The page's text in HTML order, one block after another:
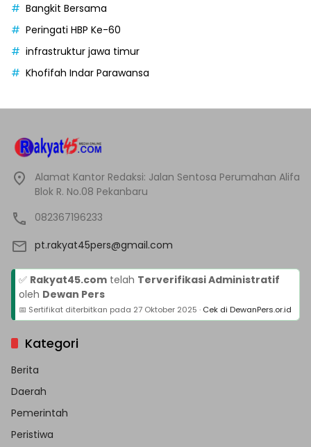
Bangkit Bersama
Peringati HBP Ke-60
infrastruktur jawa timur
Khofifah Indar Parawansa
Alamat Kantor Redaksi: Jalan Sentosa Perumahan Alifa
Blok R. No.08 Pekanbaru
082367196233
pt.rakyat45pers@gmail.com
✅ Rakyat45.com telah Terverifikasi Administratif
oleh Dewan Pers
📅 Sertifikat diterbitkan pada 27 Oktober 2025 · Cek di DewanPers.or.id
Kategori
Berita
Daerah
Pemerintah
Peristiwa